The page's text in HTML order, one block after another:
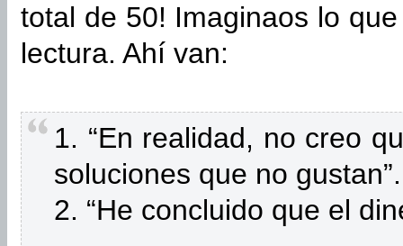
total de 50! Imaginaos lo
lectura. Ahí van:
1. “En realidad, no creo
soluciones que no gustan”.
2. “He concluido que el